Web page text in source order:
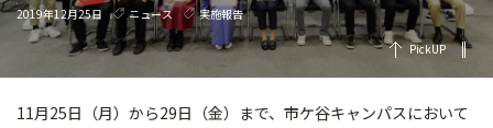
2019年12月25日 ニュース 実施報告
PickUP
11月25日（月）から29日（金）まで、市ケ谷キャンパスにおいて